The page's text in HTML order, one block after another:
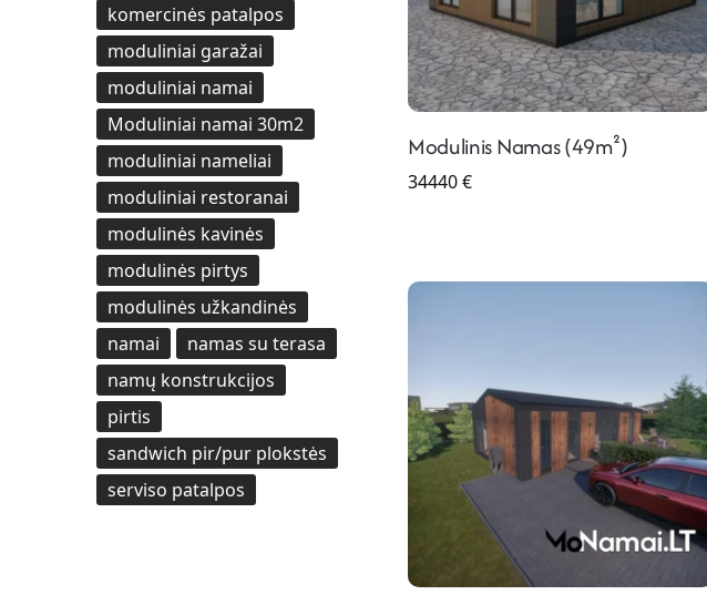
Modulinis Namas (49m²)
34440€
komercinės patalpos
moduliniai garažai
moduliniai namai
Moduliniai namai 30m2
moduliniai nameliai
moduliniai restoranai
modulinės kavinės
modulinės pirtys
modulinės užkandinės
namai
namas su terasa
namų konstrukcijos
pirtis
sandwich pir/pur plokstės
serviso patalpos